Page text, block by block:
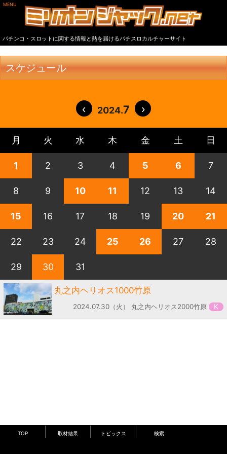
パチンコ・スロットに関する情報と熱を届けるパチスロカルチャーサイト
MENU
スケジュール
2024.7
月 火 水 木 金 土 日
1 2 3 4 5 6 7
8 9 10 11 12 13 14
15 16 17 18 19 20 21
22 23 24 25 26 27 28
29 30 31
丸之内ヘリオス1000竹原
2024.07.30（火） 丸之内ヘリオス2000竹原 K
TOP 取材結果 トピックス 検索